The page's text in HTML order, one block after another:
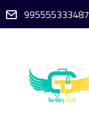
995555333487